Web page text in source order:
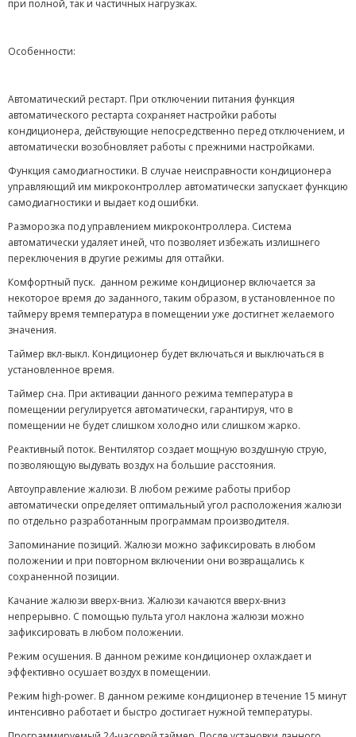
при полной, так и частичных нагрузках.
Особенности:
Автоматический рестарт. При отключении питания функция
автоматического рестарта сохраняет настройки работы
кондиционера, действующие непосредственно перед отключением, и
автоматически возобновляет работы с прежними настройками.
Функция самодиагностики. В случае неисправности кондиционера
управляющий им микроконтроллер автоматически запускает функцию
самодиагностики и выдает код ошибки.
Разморозка под управлением микроконтроллера. Система
автоматически удаляет иней, что позволяет избежать излишнего
переключения в другие режимы для оттайки.
Комфортный пуск. данном режиме кондиционер включается за
некоторое время до заданного, таким образом, в установленное по
таймеру время температура в помещении уже достигнет желаемого
значения.
Таймер вкл-выкл. Кондиционер будет включаться и выключаться в
установленное время.
Таймер сна. При активации данного режима температура в
помещении регулируется автоматически, гарантируя, что в
помещении не будет слишком холодно или слишком жарко.
Реактивный поток. Вентилятор создает мощную воздушную струю,
позволяющую выдувать воздух на большие расстояния.
Автоуправление жалюзи. В любом режиме работы прибор
автоматически определяет оптимальный угол расположения жалюзи
по отдельно разработанным программам производителя.
Запоминание позиций. Жалюзи можно зафиксировать в любом
положении и при повторном включении они возвращались к
сохраненной позиции.
Качание жалюзи вверх-вниз. Жалюзи качаются вверх-вниз
непрерывно. С помощью пульта угол наклона жалюзи можно
зафиксировать в любом положении.
Режим осушения. В данном режиме кондиционер охлаждает и
эффективно осушает воздух в помещении.
Режим high-power. В данном режиме кондиционер в течение 15 минут
интенсивно работает и быстро достигает нужной температуры.